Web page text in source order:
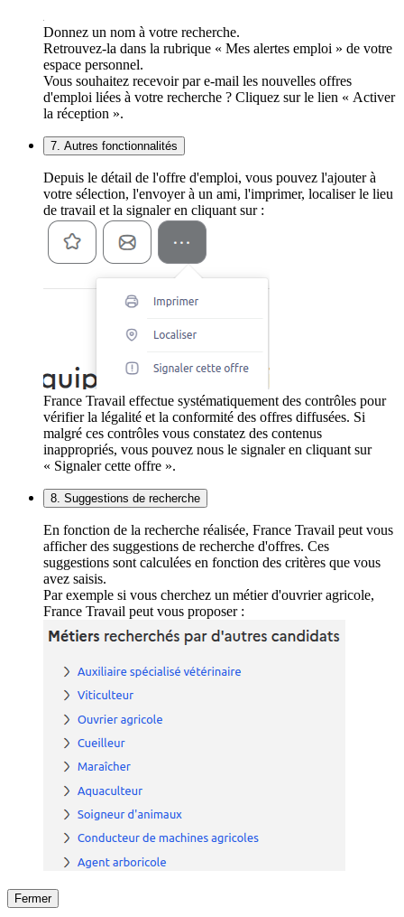
Donnez un nom à votre recherche.
Retrouvez-la dans la rubrique « Mes alertes emploi » de votre
espace personnel.
Vous souhaitez recevoir par e-mail les nouvelles offres
d'emploi liées à votre recherche ? Cliquez sur le lien « Activer
la réception ».
7. Autres fonctionnalités
Depuis le détail de l'offre d'emploi, vous pouvez l'ajouter à
votre sélection, l'envoyer à un ami, l'imprimer, localiser le lieu
de travail et la signaler en cliquant sur :
France Travail effectue systématiquement des contrôles pour
vérifier la légalité et la conformité des offres diffusées. Si
malgré ces contrôles vous constatez des contenus
inappropriés, vous pouvez nous le signaler en cliquant sur
« Signaler cette offre ».
8. Suggestions de recherche
En fonction de la recherche réalisée, France Travail peut vous
afficher des suggestions de recherche d'offres. Ces
suggestions sont calculées en fonction des critères que vous
avez saisis.
Par exemple si vous cherchez un métier d'ouvrier agricole,
France Travail peut vous proposer :
Fermer